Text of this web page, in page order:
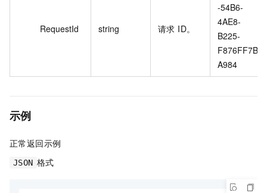
RequestId string 请求 ID。
-54B6-
4AE8-
B225-
F876FF7B
A984
示例
正常返回示例
JSON 格式